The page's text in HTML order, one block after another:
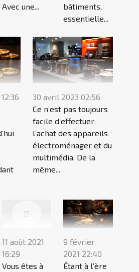
Avec une...
bâtiments,
essentielle...
30 avril 2023 02:56
Ce n’est pas toujours
facile d’effectuer
l’achat des appareils
électroménager et du
multimédia. De la
même...
11 août 2021
16:29
Vous êtes à
9 février
2021 22:40
Étant à l’ère